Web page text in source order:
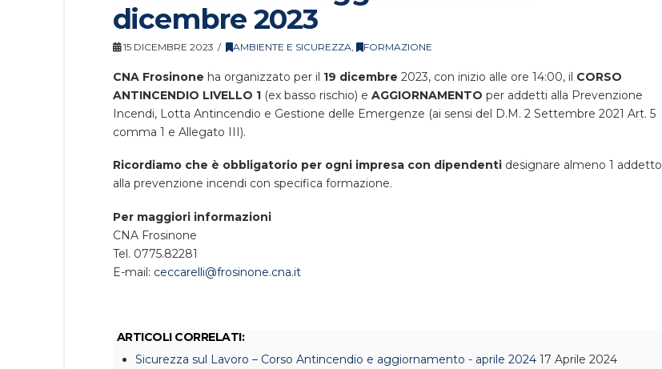
dicembre 2023
15 DICEMBRE 2023 AMBIENTE E SICUREZZA , FORMAZIONE
CNA Frosinone ha organizzato per il 19 dicembre 2023, con inizio alle ore 14:00, il CORSO
ANTINCENDIO LIVELLO 1 (ex basso rischio) e AGGIORNAMENTO per addetti alla Prevenzione
Incendi, Lotta Antincendio e Gestione delle Emergenze (ai sensi del D.M. 2 Settembre 2021 Art. 5
comma 1 e Allegato III).
Ricordiamo che è obbligatorio per ogni impresa con dipendenti designare almeno 1 addetto
alla prevenzione incendi con specifica formazione.
Per maggiori informazioni
CNA Frosinone
Tel. 0775.82281
E-mail: ceccarelli@frosinone.cna.it
ARTICOLI CORRELATI:
Sicurezza sul Lavoro – Corso Antincendio e aggiornamento - aprile 202417 Aprile 2024